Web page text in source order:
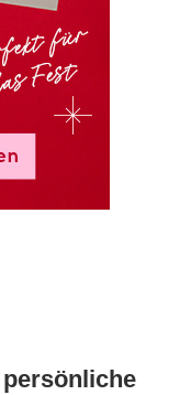
persönliche